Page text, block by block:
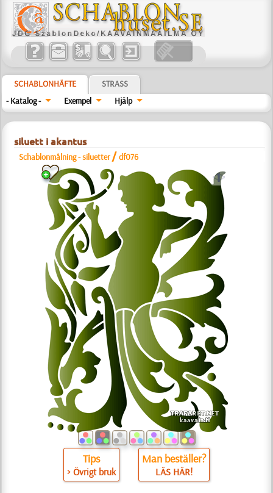
SCHABLONHÄFTE
STRASS
- Katalog -
Exempel Hjälp
siluett i akantus
Schablonmålning - siluetter /df076
a
Tips
> Övrigt bruk
Man beställer?
LÄS HÄR!